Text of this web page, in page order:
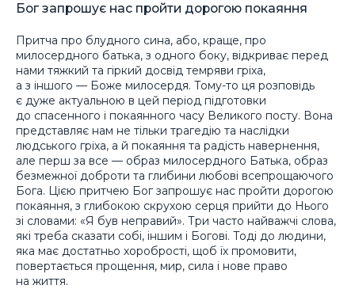
Бог запрошує нас пройти дорогою покаяння
Притча про блудного сина, або, краще, про
милосердного батька, з одного боку, відкриває перед
нами тяжкий та гіркий досвід темряви гріха,
а з іншого — Боже милосердя. Тому-то ця розповідь
є дуже актуальною в цей період підготовки
до спасенного і покаянного часу Великого посту. Вона
представляє нам не тільки трагедію та наслідки
людського гріха, а й покаяння та радість навернення,
але перш за все — образ милосердного Батька, образ
безмежної доброти та глибини любові всепрощаючого
Бога. Цією притчею Бог запрошує нас пройти дорогою
покаяння, з глибокою скрухою серця прийти до Нього
зі словами: «Я був неправий». Три часто найважчі слова,
які треба сказати собі, іншим і Богові. Тоді до людини,
яка має достатньо хоробрості, щоб їх промовити,
повертається прощення, мир, сила і нове право
на життя.